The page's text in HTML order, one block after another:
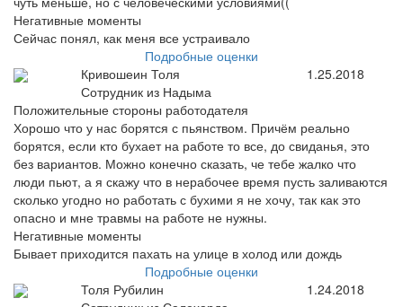
Негативные моменты
Сейчас понял, как меня все устраивало
Подробные оценки
Кривошеин Толя
Сотрудник из Надыма
1.25.2018
Положительные стороны работодателя
Хорошо что у нас борятся с пьянством. Причём реально
борятся, если кто бухает на работе то все, до свиданья, это
без вариантов. Можно конечно сказать, че тебе жалко что
люди пьют, а я скажу что в нерабочее время пусть заливаются
сколько угодно но работать с бухими я не хочу, так как это
опасно и мне травмы на работе не нужны.
Негативные моменты
Бывает приходится пахать на улице в холод или дождь
Подробные оценки
Толя Рубилин
1.24.2018